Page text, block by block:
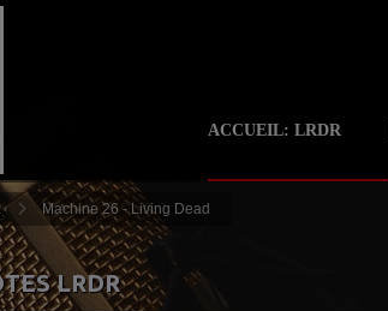
ACCUEIL: LRDR
Machine 26 - Living Dead
LRDR